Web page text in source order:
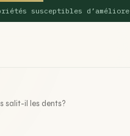
susceptibles d’améliorer
salit-il les dents?